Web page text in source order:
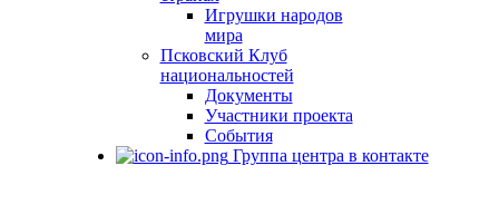
Игрушки народов
мира
Псковский Клуб
национальностей
Документы
Участники проекта
События
Группа центра в контакте